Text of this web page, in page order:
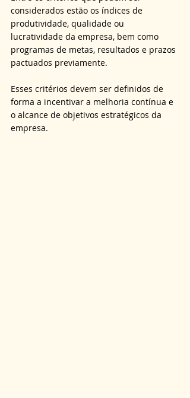
considerados estão os índices de
produtividade, qualidade ou
lucratividade da empresa, bem como
programas de metas, resultados e prazos
pactuados previamente.
Esses critérios devem ser definidos de
forma a incentivar a melhoria contínua e
o alcance de objetivos estratégicos da
empresa.